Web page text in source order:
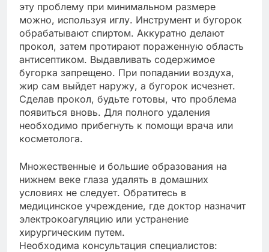
эту проблему при минимальном размере
можно, используя иглу. Инструмент и бугорок
обрабатывают спиртом. Аккуратно делают
прокол, затем протирают пораженную область
антисептиком. Выдавливать содержимое
бугорка запрещено. При попадании воздуха,
жир сам выйдет наружу, а бугорок исчезнет.
Сделав прокол, будьте готовы, что проблема
появиться вновь. Для полного удаления
необходимо прибегнуть к помощи врача или
косметолога.
Множественные и большие образования на
нижнем веке глаза удалять в домашних
условиях не следует. Обратитесь в
медицинское учреждение, где доктор назначит
электрокоагуляцию или устранение
хирургическим путем.
Необходима консультация специалистов: